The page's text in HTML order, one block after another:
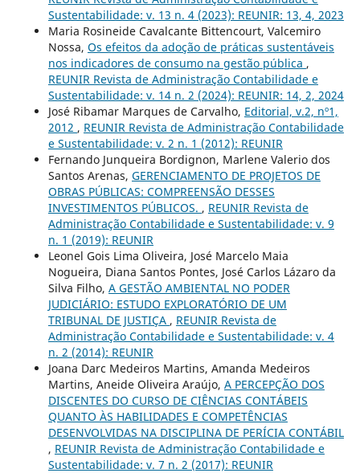
Sustentabilidade: v. 13 n. 4 (2023): REUNIR: 13, 4, 2023
Maria Rosineide Cavalcante Bittencourt, Valcemiro
Nossa, Os efeitos da adoção de práticas sustentáveis
nos indicadores de consumo na gestão pública ,
REUNIR Revista de Administração Contabilidade e
Sustentabilidade: v. 14 n. 2 (2024): REUNIR: 14, 2, 2024
José Ribamar Marques de Carvalho, Editorial, v.2, nº1,
2012 , REUNIR Revista de Administração Contabilidade
e Sustentabilidade: v. 2 n. 1 (2012): REUNIR
Fernando Junqueira Bordignon, Marlene Valerio dos
Santos Arenas, GERENCIAMENTO DE PROJETOS DE
OBRAS PÚBLICAS: COMPREENSÃO DESSES
INVESTIMENTOS PÚBLICOS. , REUNIR Revista de
Administração Contabilidade e Sustentabilidade: v. 9
n. 1 (2019): REUNIR
Leonel Gois Lima Oliveira, José Marcelo Maia
Nogueira, Diana Santos Pontes, José Carlos Lázaro da
Silva Filho, A GESTÃO AMBIENTAL NO PODER
JUDICIÁRIO: ESTUDO EXPLORATÓRIO DE UM
TRIBUNAL DE JUSTIÇA , REUNIR Revista de
Administração Contabilidade e Sustentabilidade: v. 4
n. 2 (2014): REUNIR
Joana Darc Medeiros Martins, Amanda Medeiros
Martins, Aneide Oliveira Araújo, A PERCEPÇÃO DOS
DISCENTES DO CURSO DE CIÊNCIAS CONTÁBEIS
QUANTO ÀS HABILIDADES E COMPETÊNCIAS
DESENVOLVIDAS NA DISCIPLINA DE PERÍCIA CONTÁBIL
, REUNIR Revista de Administração Contabilidade e
Sustentabilidade: v. 7 n. 2 (2017): REUNIR